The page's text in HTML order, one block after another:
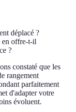
déplacé ?
en offre-t-il
?
constaté que les
rangement
parfaitement
d'adapter votre
évoluent.